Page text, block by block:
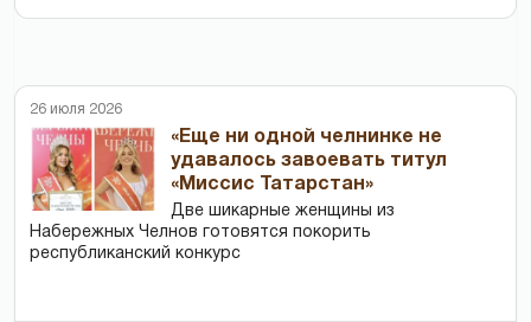
26 июля 2026
«Еще ни одной челнинке не
удавалось завоевать титул
«Миссис Татарстан»
Две шикарные женщины из
Набережных Челнов готовятся покорить
республиканский конкурс